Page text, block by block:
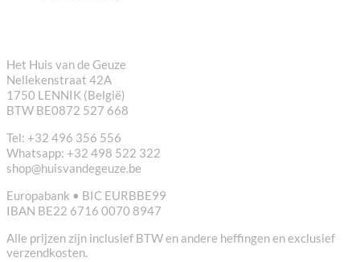
Het Huis van de Geuze
Nellekenstraat 42A
1750 LENNIK (België)
BTW BE0872 527 668
Tel: +32 496 356 556
Whatsapp: +32 498 522 322
shop@huisvandegeuze.be
Europabank • BIC EURBBE99
IBAN BE22 6716 0070 8947
Alle prijzen zijn inclusief BTW en andere heffingen en exclusief
verzendkosten.